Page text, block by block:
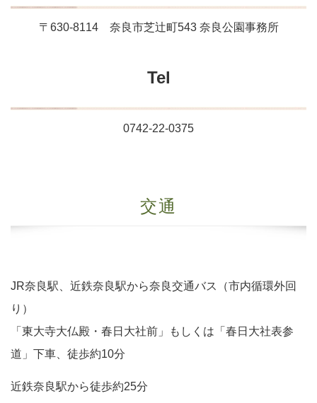
〒630-8114 奈良市芝辻町543 奈良公園事務所
Tel
0742-22-0375
交通
JR奈良駅、近鉄奈良駅から奈良交通バス（市内循環外回
り）
「東大寺大仏殿・春日大社前」もしくは「春日大社表参
道」下車、徒歩約10分
近鉄奈良駅から徒歩約25分